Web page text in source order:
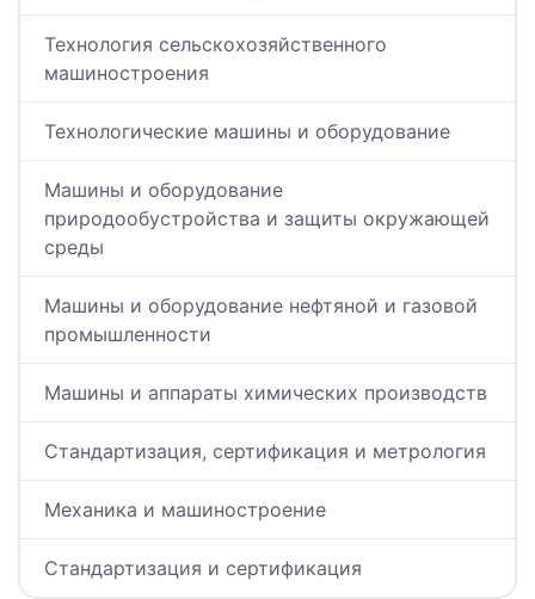
Технология сельскохозяйственного
машиностроения
Технологические машины и оборудование
Машины и оборудование
природообустройства и защиты окружающей
среды
Машины и оборудование нефтяной и газовой
промышленности
Машины и аппараты химических производств
Стандартизация, сертификация и метрология
Механика и машиностроение
Стандартизация и сертификация